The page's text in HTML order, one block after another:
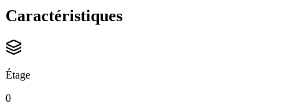
Caractéristiques
Étage
0